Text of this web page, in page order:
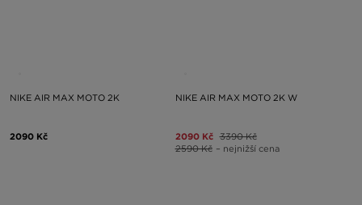
NIKE AIR MAX MOTO 2K
2090 Kč
NIKE AIR MAX MOTO 2K W
2090 Kč 3390 Kč
2590 Kč – nejnižší cena